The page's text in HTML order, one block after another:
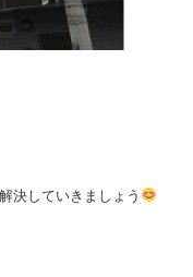
決していきましょう